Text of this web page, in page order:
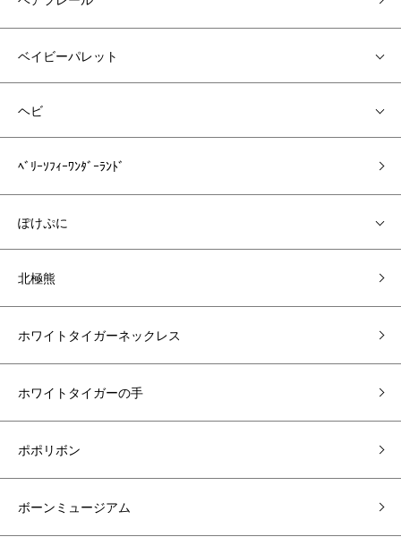
ベイビーパレット
ヘビ
ﾍﾞﾘｰｿﾌｨｰﾜﾝﾀﾞｰﾗﾝﾄﾞ
ぽけぷに
北極熊
ホワイトタイガーネックレス
ホワイトタイガーの手
ポポリボン
ボーンミュージアム